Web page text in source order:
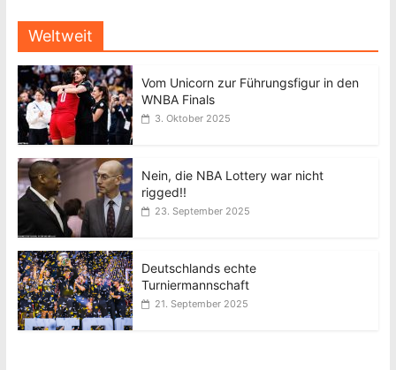
Weltweit
Vom Unicorn zur Führungsfigur in den
WNBA Finals
3. Oktober 2025
Nein, die NBA Lottery war nicht
rigged!!
23. September 2025
Deutschlands echte
Turniermannschaft
21. September 2025